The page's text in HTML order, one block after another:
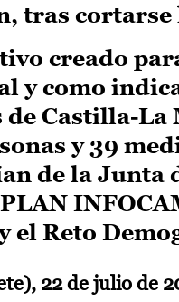
tras
creado
y como
de Castilla-
y 39
de la Junta
el Reto
22 de julio de